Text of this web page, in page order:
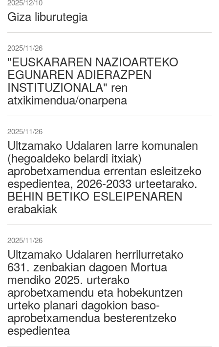
2025/12/10
Giza liburutegia
2025/11/26
"EUSKARAREN NAZIOARTEKO
EGUNAREN ADIERAZPEN
INSTITUZIONALA" ren
atxikimendua/onarpena
2025/11/26
Ultzamako Udalaren larre komunalen
(hegoaldeko belardi itxiak)
aprobetxamendua errentan esleitzeko
espedientea, 2026-2033 urteetarako.
BEHIN BETIKO ESLEIPENAREN
erabakiak
2025/11/26
Ultzamako Udalaren herrilurretako
631. zenbakian dagoen Mortua
mendiko 2025. urterako
aprobetxamendu eta hobekuntzen
urteko planari dagokion baso-
aprobetxamendua besterentzeko
espedientea